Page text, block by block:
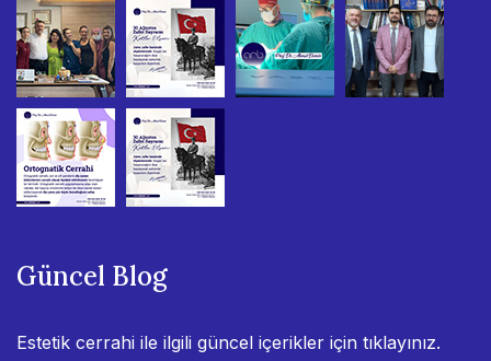
Güncel Blog
Estetik cerrahi ile ilgili güncel içerikler için tıklayınız.